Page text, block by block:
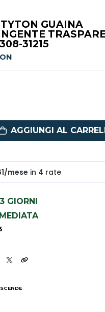
GUAINA
31215
AGGIUNGI AL
GIORNI